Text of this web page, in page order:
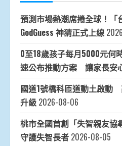
預測市場熱潮席捲全球！「
GodGuess 神猜正式上線
0至18歲孩子每月5000元何
速公布推動方案 讓家長安
國道1號橋科匝道動土啟動
升級 2026-08-06
桃市全國首創「失智親友
守護失智長者 2026-08-05